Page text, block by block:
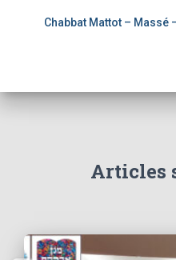
Chabbat Mattot – Massé
Articles